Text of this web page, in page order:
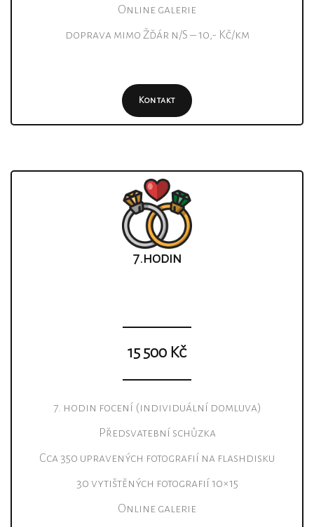
Online galerie
doprava mimo Žďár n/S – 10,- Kč/km
Kontakt
7.hodin
15 500 Kč
7. hodin focení (individuální domluva)
Předsvatební schůzka
Cca 350 upravených fotografií na flashdisku
30 vytištěných fotografií 10×15
Online galerie